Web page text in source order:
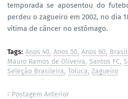
temporada se aposentou do
perdeu o zagueiro em 2002, no dia
vítima de câncer no estômago.
Tags: Anos 40 Anos 50 Anos 60 Brasil
Mauro Ramos de Oliveira Santos FC
Seleção Brasileira Toluca Zagueiro
Postagem Anterior